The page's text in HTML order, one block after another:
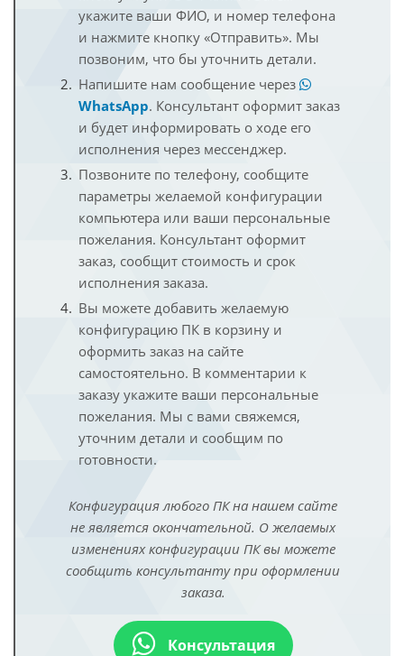
укажите ваши ФИО, и номер телефона
и нажмите кнопку «Отправить». Мы
позвоним, что бы уточнить детали.
Напишите нам сообщение через
WhatsApp. Консультант оформит заказ
и будет информировать о ходе его
исполнения через мессенджер.
Позвоните по телефону, сообщите
параметры желаемой конфигурации
компьютера или ваши персональные
пожелания. Консультант оформит
заказ, сообщит стоимость и срок
исполнения заказа.
Вы можете добавить желаемую
конфигурацию ПК в корзину и
оформить заказ на сайте
самостоятельно. В комментарии к
заказу укажите ваши персональные
пожелания. Мы с вами свяжемся,
уточним детали и сообщим по
готовности.
Конфигурация любого ПК на нашем сайте
не является окончательной. О желаемых
изменениях конфигурации ПК вы можете
сообщить консультанту при оформлении
заказа.
Консультация